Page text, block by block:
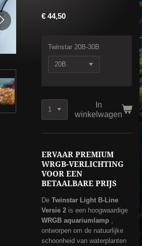
€ 44,50
Twinstar 20B-30B
In
winkelwagen
ERVAAR PREMIUM
WRGB-VERLICHTING
VOOR EEN
BETAALBARE PRIJS
De Twinstar Light B-Line
Versie 2 is een hoogwaardige
WRGB aquariumlamp
ontworpen om de natuurlijke
schoonheid van waterplanten